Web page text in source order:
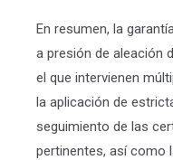
En resumen, la
a presión de aleación
el que intervienen
la aplicación de
seguimiento de las
pertinentes, así como